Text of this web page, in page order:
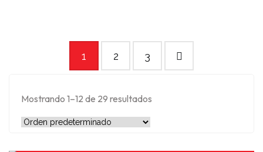
Mostrando 1–12 de 29 resultados
1 2 3